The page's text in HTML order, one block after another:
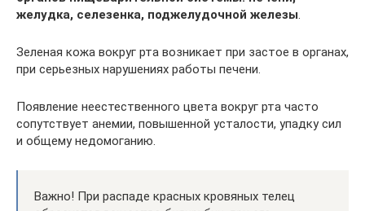
желудка, селезенка, поджелудочной железы.
Зеленая кожа вокруг рта возникает при застое в органах,
при серьезных нарушениях работы печени.
Появление неестественного цвета вокруг рта часто
сопутствует анемии, повышенной усталости, упадку сил
и общему недомоганию.
Важно! При распаде красных кровяных телец